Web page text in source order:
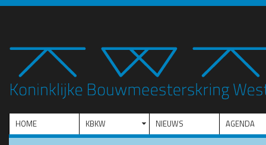
HOME KBKW NIEUWS AGENDA